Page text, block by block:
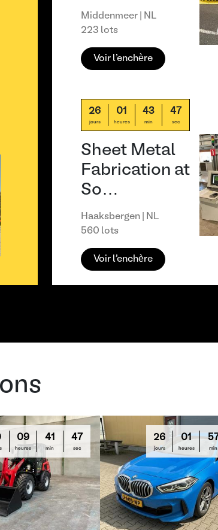
Middenmeer | NL
223 lots
Voir l'enchère
26
jours
01
heures
43
min
47
sec
Sheet Metal
Fabrication at
So…
Haaksbergen | NL
560 lots
Voir l'enchère
09
heures
41
min
47
sec
26
jours
01
heures
57
min